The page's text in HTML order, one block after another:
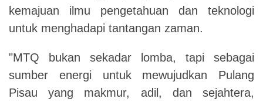
kemajuan ilmu pengetahuan dan teknologi
untuk menghadapi tantangan zaman.
"MTQ bukan sekadar lomba, tapi sebagai
sumber energi untuk mewujudkan Pulang
Pisau yang makmur, adil, dan sejahtera,